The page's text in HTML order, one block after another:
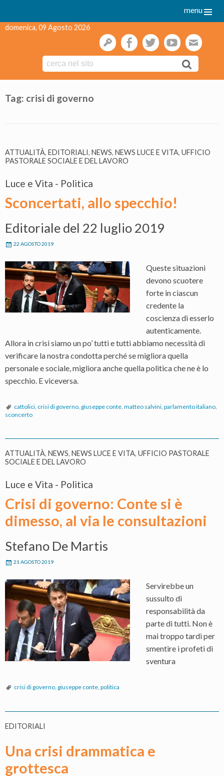
menu
domenica, 09 Agosto 2026
gestionefacebooktwitteryoutube
to
Tag: crisi di governo
ATTUALITÀ, EDITORIALI, NEWS, NEWS LUCE E VITA, UFFICIO
PASTORALE SOCIALE E DEL LAVORO
Luce e Vita - Politica
Sconcertati, allo specchio!
Editoriale del 22 luglio 2019
22 AGOSTO 2019
Queste situazioni
devono scuotere
forte in ciascun
credente la
coscienza di esserlo
autenticamente.
Allora in crisi siamo un po’ tutti e tutti abbiamo necessità di
verificare la nostra condotta perché se migliora quella
personale e sociale, migliora anche quella politica che ne è lo
specchio. E viceversa.
cattolici, crisi di governo, giuseppe conte, matteo salvini, parlamento italiano,
sconcerto
ATTUALITÀ, NEWS, NEWS LUCE E VITA, UFFICIO PASTORALE
SOCIALE E DEL LAVORO
Luce e Vita - Politica
Crisi di governo: Conte si è
dimesso, al via le consultazioni
Stefano De Martis
21 AGOSTO 2019
Servirebbe un
sussulto di
responsabilità da
parte di tutti. Non è
mai troppo tardi per
smentire i profeti di
sventura
crisi di governo, giuseppe conte, politica
EDITORIALI
Una crisi drammatica e
grottesca